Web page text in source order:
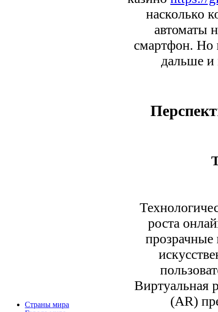
Страны мира
насколько
автоматы
смартфон. Но
дальше и
роста
прозрачные
Виртуальная
(AR)